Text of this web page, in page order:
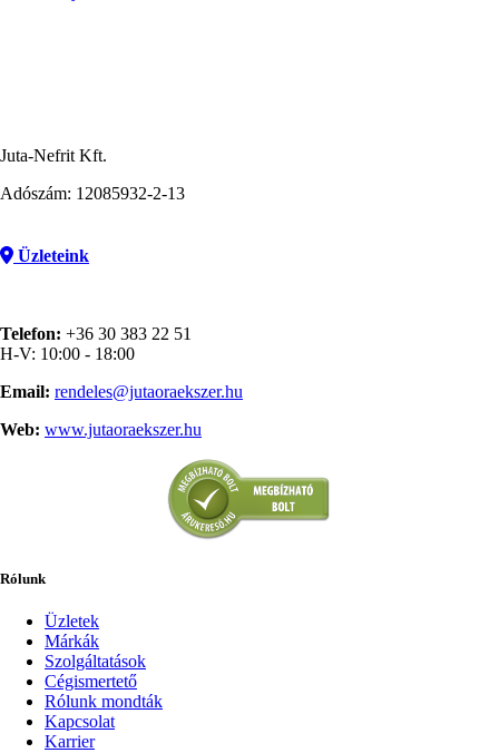
Juta-Nefrit Kft.
Adószám: 12085932-2-13
Üzleteink
Telefon: +36 30 383 22 51
H-V: 10:00 - 18:00
Email: rendeles@jutaoraekszer.hu
Web: www.jutaoraekszer.hu
Rólunk
Üzletek
Márkák
Szolgáltatások
Cégismertető
Rólunk mondták
Kapcsolat
Karrier